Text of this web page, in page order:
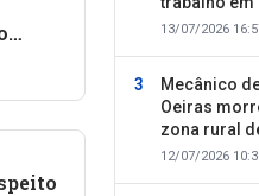
13/07/2026
Mecânico
Oeiras
zona rural
12/07/2026